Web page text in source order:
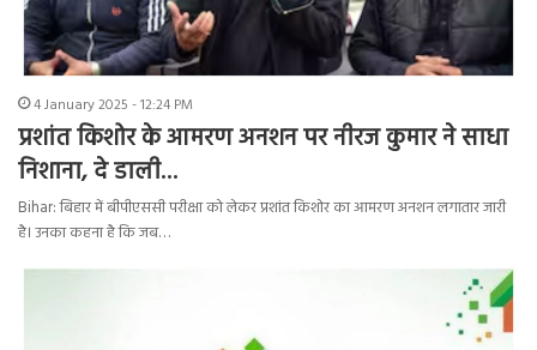
4 January 2025 - 12:24 PM
प्रशांत किशोर के आमरण अनशन पर नीरज कुमार ने साधा
निशाना, दे डाली…
Bihar: बिहार में बीपीएससी परीक्षा को लेकर प्रशांत किशोर का आमरण अनशन लगातार जारी
है। उनका कहना है कि जब…